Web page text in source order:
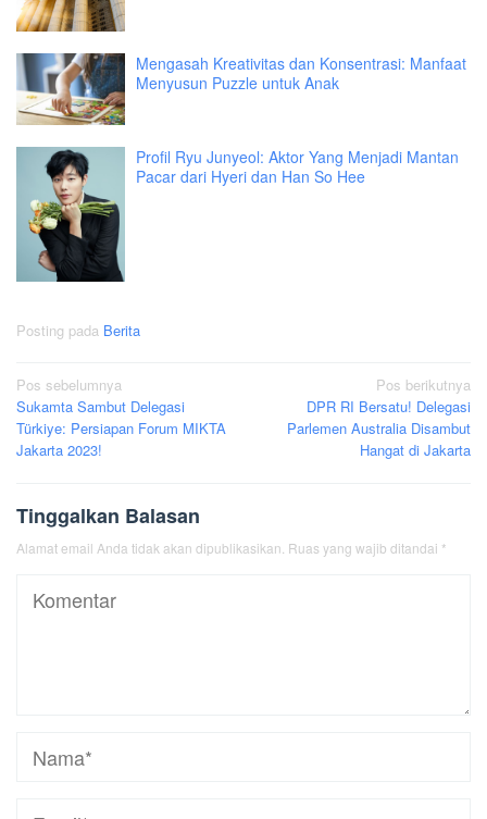
Mengasah Kreativitas dan Konsentrasi: Manfaat
Menyusun Puzzle untuk Anak
Profil Ryu Junyeol: Aktor Yang Menjadi Mantan
Pacar dari Hyeri dan Han So Hee
Posting pada Berita
Navigasi
pos
Pos sebelumnya
Sukamta Sambut Delegasi
Türkiye: Persiapan Forum MIKTA
Jakarta 2023!
Pos berikutnya
DPR RI Bersatu! Delegasi
Parlemen Australia Disambut
Hangat di Jakarta
Tinggalkan Balasan
Alamat email Anda tidak akan dipublikasikan. Ruas yang wajib ditandai *